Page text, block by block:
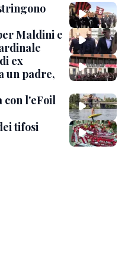
Maldini e
ex
un padre,
con l'eFoil
tifosi